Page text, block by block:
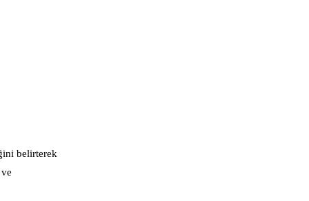
belirterek